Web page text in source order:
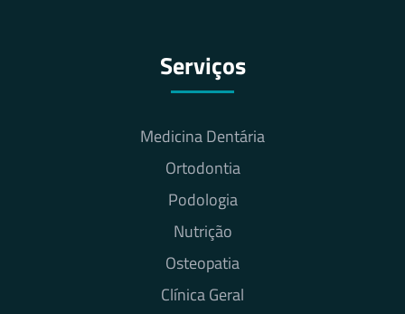
Serviços
Medicina Dentária
Ortodontia
Podologia
Nutrição
Osteopatia
Clínica Geral